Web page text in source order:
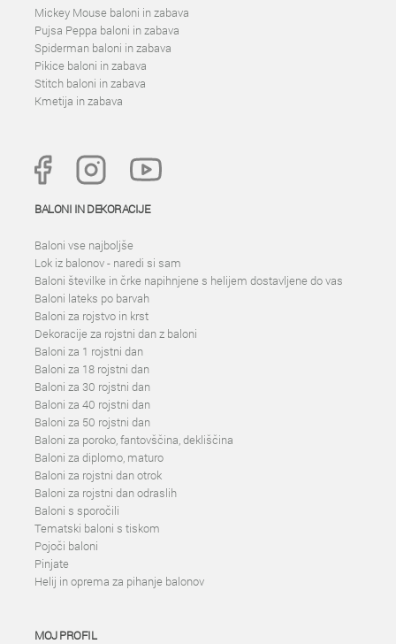
Mickey Mouse baloni in zabava
Pujsa Peppa baloni in zabava
Spiderman baloni in zabava
Pikice baloni in zabava
Stitch baloni in zabava
Kmetija in zabava
BALONI IN DEKORACIJE
Baloni vse najboljše
Lok iz balonov - naredi si sam
Baloni številke in črke napihnjene s helijem dostavljene do vas
Baloni lateks po barvah
Baloni za rojstvo in krst
Dekoracije za rojstni dan z baloni
Baloni za 1 rojstni dan
Baloni za 18 rojstni dan
Baloni za 30 rojstni dan
Baloni za 40 rojstni dan
Baloni za 50 rojstni dan
Baloni za poroko, fantovščina, dekliščina
Baloni za diplomo, maturo
Baloni za rojstni dan otrok
Baloni za rojstni dan odraslih
Baloni s sporočili
Tematski baloni s tiskom
Pojoči baloni
Pinjate
Helij in oprema za pihanje balonov
MOJ PROFIL